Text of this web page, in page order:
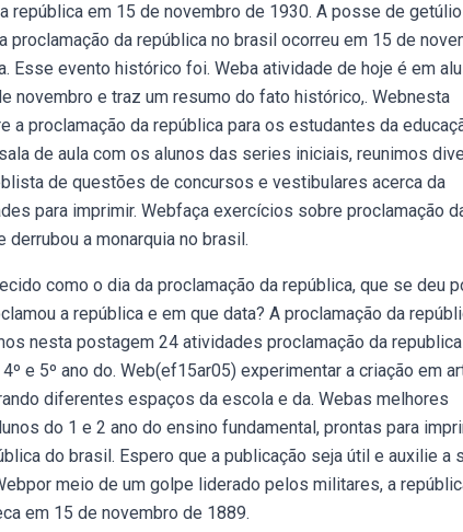
república em 15 de novembro de 1930. A posse de getúlio
da república no brasil ocorreu em 15 de
Esse evento histórico foi. Weba atividade de hoje é em
novembro e traz um resumo do fato histórico,. Webnesta
proclamação da república para os estudantes da
de aula com os alunos das series iniciais, reunimos
de questões de concursos e vestibulares acerca da
para imprimir. Webfaça exercícios sobre proclamação
a monarquia no brasil.
como o dia da proclamação da república, que se deu
a república e em que data? A proclamação da
nesta postagem 24 atividades proclamação da republica
e 5º ano do. Web(ef15ar05) experimentar a criação em
diferentes espaços da escola e da. Webas melhores
do 1 e 2 ano do ensino fundamental, prontas para
do brasil. Espero que a publicação seja útil e auxilie a
meio de um golpe liderado pelos militares, a
em 15 de novembro de 1889.